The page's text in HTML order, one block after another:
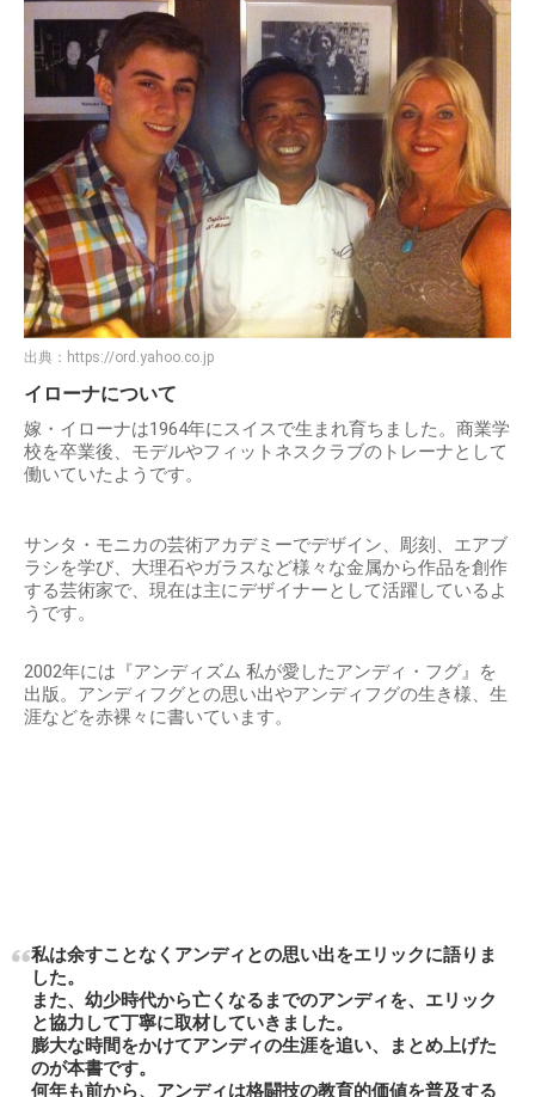
出典： https://ord.yahoo.co.jp
イローナについて
嫁・イローナは1964年にスイスで生まれ育ちました。商業学
校を卒業後、モデルやフィットネスクラブのトレーナとして
働いていたようです。
サンタ・モニカの芸術アカデミーでデザイン、彫刻、エアブ
ラシを学び、大理石やガラスなど様々な金属から作品を創作
する芸術家で、現在は主にデザイナーとして活躍しているよ
うです。
2002年には『アンディズム 私が愛したアンディ・フグ』を
出版。アンディフグとの思い出やアンディフグの生き様、生
涯などを赤裸々に書いています。
私は余すことなくアンディとの思い出をエリックに語りま
した。
また、幼少時代から亡くなるまでのアンディを、エリック
と協力して丁寧に取材していきました。
膨大な時間をかけてアンディの生涯を追い、まとめ上げた
のが本書です。
何年も前から、アンディは格闘技の教育的価値を普及する